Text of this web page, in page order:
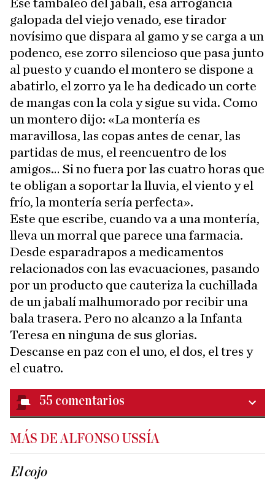
Ese tambaleo del jabalí, esa arrogancia
galopada del viejo venado, ese tirador
novísimo que dispara al gamo y se carga a un
podenco, ese zorro silencioso que pasa junto
al puesto y cuando el montero se dispone a
abatirlo, el zorro ya le ha dedicado un corte
de mangas con la cola y sigue su vida. Como
un montero dijo: «La montería es
maravillosa, las copas antes de cenar, las
partidas de mus, el reencuentro de los
amigos… Si no fuera por las cuatro horas que
te obligan a soportar la lluvia, el viento y el
frío, la montería sería perfecta».
Este que escribe, cuando va a una montería,
lleva un morral que parece una farmacia.
Desde esparadrapos a medicamentos
relacionados con las evacuaciones, pasando
por un producto que cauteriza la cuchillada
de un jabalí malhumorado por recibir una
bala trasera. Pero no alcanzo a la Infanta
Teresa en ninguna de sus glorias.
Descanse en paz con el uno, el dos, el tres y
el cuatro.
55 comentarios
MÁS DE ALFONSO USSÍA
El cojo